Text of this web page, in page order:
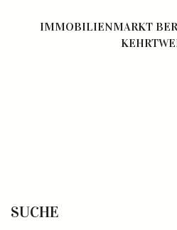
IMMOBILIENMARKT
SUCHE